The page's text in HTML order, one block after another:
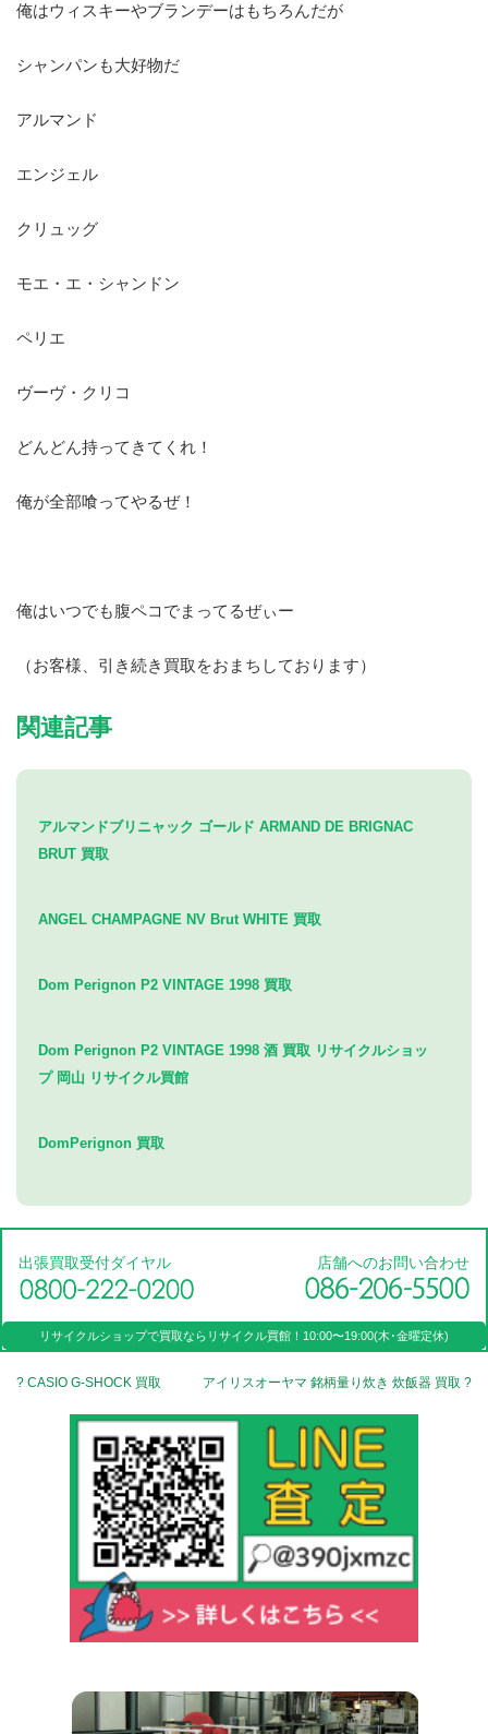
俺はウィスキーやブランデーはもちろんだが
シャンパンも大好物だ
アルマンド
エンジェル
クリュッグ
モエ・エ・シャンドン
ペリエ
ヴーヴ・クリコ
どんどん持ってきてくれ！
俺が全部喰ってやるぜ！
俺はいつでも腹ペコでまってるぜぃー
（お客様、引き続き買取をおまちしております）
関連記事
アルマンドブリニャック ゴールド ARMAND DE BRIGNAC
BRUT 買取
ANGEL CHAMPAGNE NV Brut WHITE 買取
Dom Perignon P2 VINTAGE 1998 買取
Dom Perignon P2 VINTAGE 1998 酒 買取 リサイクルショッ
プ 岡山 リサイクル買館
DomPerignon 買取
出張買取受付ダイヤル 店舗へのお問い合わせ
リサイクルショップで買取なら リサイクル買館！ 10:00〜19:00(木･金曜定休)
? CASIO G-SHOCK 買取 アイリスオーヤマ 銘柄量り炊き 炊飯器 買取 ?